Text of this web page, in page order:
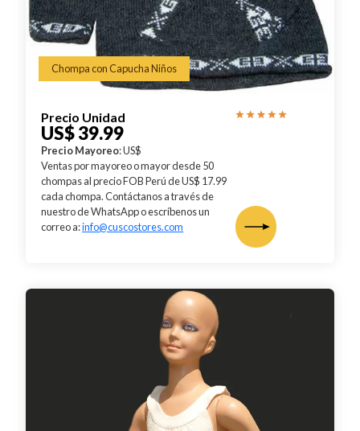
Chompa con Capucha Niños
Precio Unidad
US$ 39.99
Precio Mayoreo: US$
Ventas por mayoreo o mayor desde 50
chompas al precio FOB Perú de US$ 17.99
cada chompa. Contáctanos a través de
nuestro de WhatsApp o escríbenos un
correo a:info@cuscostores.com